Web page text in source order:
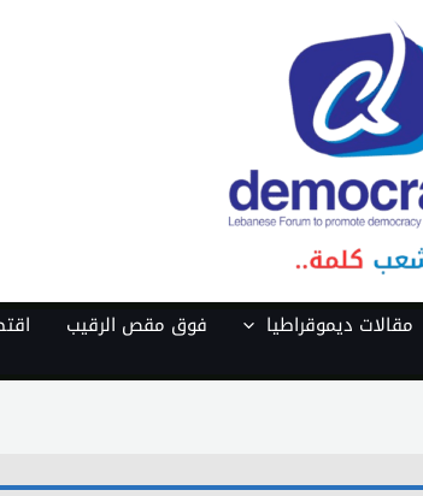
مقالات ديموقراطيا فوق مقص الرقيب